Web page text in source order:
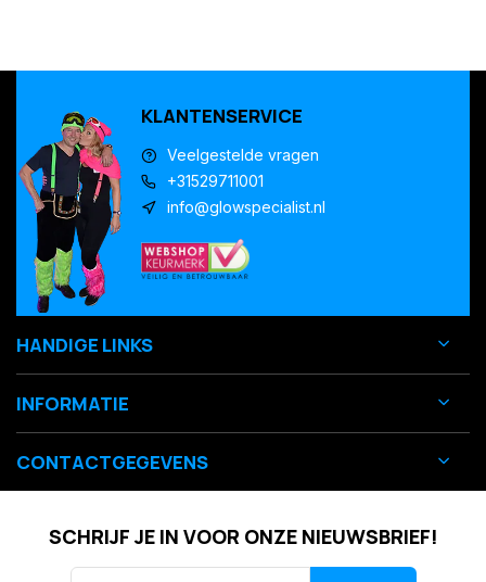
KLANTENSERVICE
Veelgestelde vragen
+31529711001
info@glowspecialist.nl
HANDIGE LINKS
INFORMATIE
CONTACTGEGEVENS
SCHRIJF JE IN VOOR ONZE NIEUWSBRIEF!